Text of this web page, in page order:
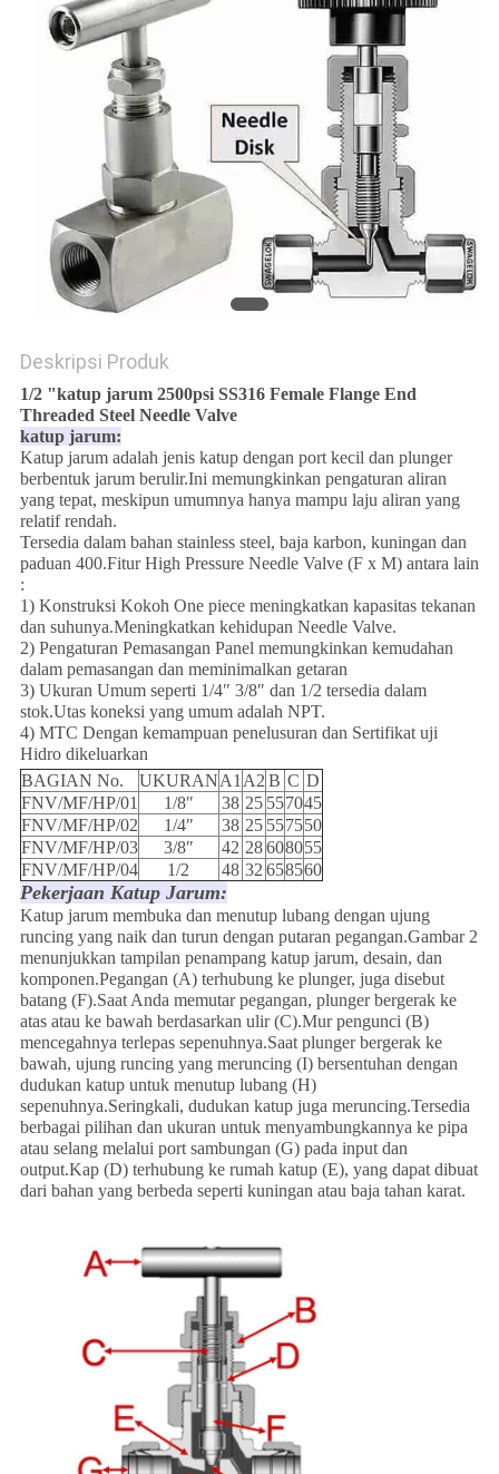
Deskripsi Produk
1/2 "katup jarum 2500psi SS316 Female Flange End
Threaded Steel Needle Valve
katup jarum:
Katup jarum adalah jenis katup dengan port kecil dan plunger
berbentuk jarum berulir.Ini memungkinkan pengaturan aliran
yang tepat, meskipun umumnya hanya mampu laju aliran yang
relatif rendah.
Tersedia dalam bahan stainless steel, baja karbon, kuningan dan
paduan 400.Fitur High Pressure Needle Valve (F x M) antara lain
:
1) Konstruksi Kokoh One piece meningkatkan kapasitas tekanan
dan suhunya.Meningkatkan kehidupan Needle Valve.
2) Pengaturan Pemasangan Panel memungkinkan kemudahan
dalam pemasangan dan meminimalkan getaran
3) Ukuran Umum seperti 1/4″ 3/8″ dan 1/2 tersedia dalam
stok.Utas koneksi yang umum adalah NPT.
4) MTC Dengan kemampuan penelusuran dan Sertifikat uji
Hidro dikeluarkan
BAGIAN No.
UKURANA1A2 B C D
FNV/MF/HP/01
1/8″ 38 25 557045
FNV/MF/HP/02
1/4″ 38 25 557550
FNV/MF/HP/03
3/8″ 42 28608055
FNV/MF/HP/04
1/2 48 32 658560
Pekerjaan Katup Jarum:
Katup jarum membuka dan menutup lubang dengan ujung
runcing yang naik dan turun dengan putaran pegangan.Gambar 2
menunjukkan tampilan penampang katup jarum, desain, dan
komponen.Pegangan (A) terhubung ke plunger, juga disebut
batang (F).Saat Anda memutar pegangan, plunger bergerak ke
atas atau ke bawah berdasarkan ulir (C).Mur pengunci (B)
mencegahnya terlepas sepenuhnya.Saat plunger bergerak ke
bawah, ujung runcing yang meruncing (I) bersentuhan dengan
dudukan katup untuk menutup lubang (H)
sepenuhnya.Seringkali, dudukan katup juga meruncing.Tersedia
berbagai pilihan dan ukuran untuk menyambungkannya ke pipa
atau selang melalui port sambungan (G) pada input dan
output.Kap (D) terhubung ke rumah katup (E), yang dapat dibuat
dari bahan yang berbeda seperti kuningan atau baja tahan karat.